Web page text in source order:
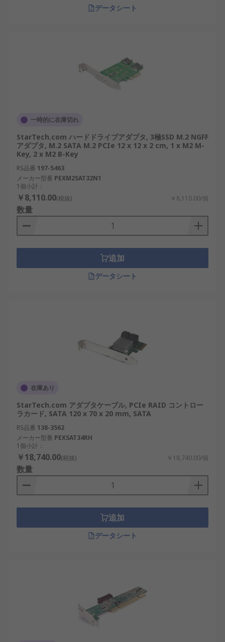
データシート
一時的に在庫切れ
StarTech.com ハードドライブアダプタ, 3極SSD M.2 NGFF
アダプタ, M.2 SATA M.2 PCIe 12 x 12 x 2 cm, 1 x M2 M-
Key, 2 x M2 B-Key
RS品番 197-5463
メーカー型番 PEXM2SAT32N1
1個小計：
￥8,110.00(税抜) ￥8,110.00/個
数量
追加
データシート
在庫あり
StarTech.com アダプタケーブル, PCIe RAID コントロー
ラカード, SATA 120 x 70 x 20 mm, SATA
RS品番 138-3562
メーカー型番 PEXSAT34RH
1個小計：
￥18,740.00(税抜) ￥18,740.00/個
数量
追加
データシート